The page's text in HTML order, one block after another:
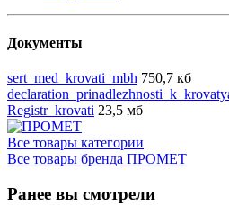
Документы
sert_med_krovati_mbh 750,7 кб
Registr_krovati 23,5 мб
Все товары категории
Все товары бренда ПРОМЕТ
Ранее вы смотрели